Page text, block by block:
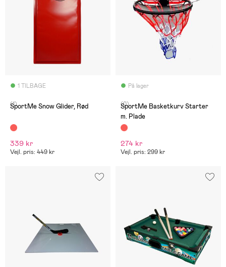
1 TILBAGE
(1)
SportMe Snow Glider, Rød
339 kr
Vejl. pris: 449 kr
På lager
(0)
SportMe Basketkurv Starter
m. Plade
274 kr
Vejl. pris: 299 kr